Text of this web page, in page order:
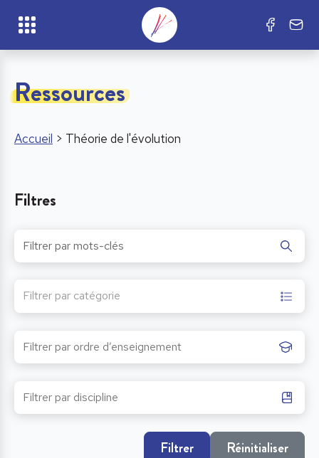
Ressources
Accueil > Théorie de l'évolution
Filtres
Filtrer par catégorie
Filtrer Réinitialiser